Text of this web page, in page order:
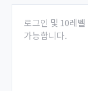
로그인 및 10레
가능합니다.